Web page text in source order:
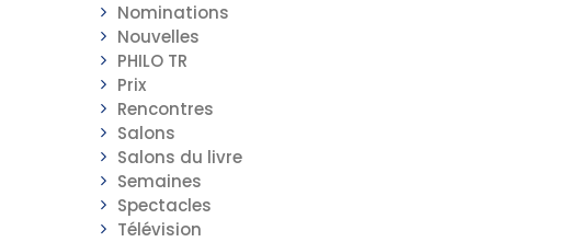
Nominations
Nouvelles
PHILO TR
Prix
Rencontres
Salons
Salons du livre
Semaines
Spectacles
Télévision